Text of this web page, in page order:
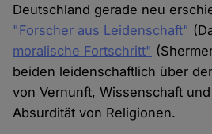
Deutschland gerade neu
"Forscher aus Leidenschaft"
moralische Fortschritt"
beiden leidenschaftlich über
von Vernunft, Wissenschaft
Absurdität von Religionen.